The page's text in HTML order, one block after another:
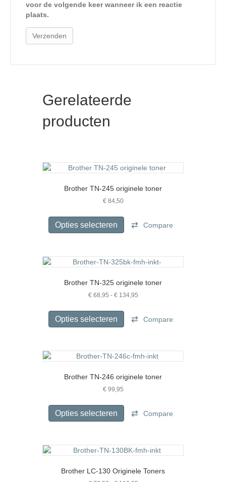
voor de volgende keer wanneer ik een reactie
plaats.
Gerelateerde
producten
Brother TN-245 originele toner
€84,50
Opties selecteren
product
Deze
kan
gekozen
de
Compare
Brother TN-325 originele toner
€68,95 - €134,95Prijsklasse:
€ 134,95
Opties selecteren
product
Deze
kan
de
Compare
Brother TN-246 originele toner
€99,95
Opties selecteren
product
Deze
kan
Compare
Brother LC-130 Originele Toners